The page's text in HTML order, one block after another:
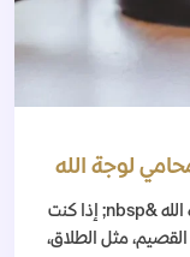
لوجة الله
محامي احوال شخصية القصيم - محامي لوجة الله &nbsp; إذا كنت
مثل الطلاق،